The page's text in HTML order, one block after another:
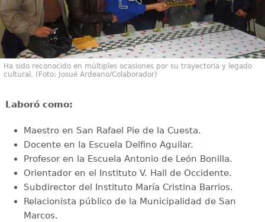
Ha sido reconocido en múltiples ocasiones por su trayectoria y legado
cultural. (Foto: Josué Ardeano/Colaborador)
Laboró como:
Maestro en San Rafael Pie de la Cuesta.
Docente en la Escuela Delfino Aguilar.
Profesor en la Escuela Antonio de León Bonilla.
Orientador en el Instituto V. Hall de Occidente.
Subdirector del Instituto María Cristina Barrios.
Relacionista público de la Municipalidad de San
Marcos.